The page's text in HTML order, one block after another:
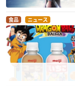
食品 ニュース